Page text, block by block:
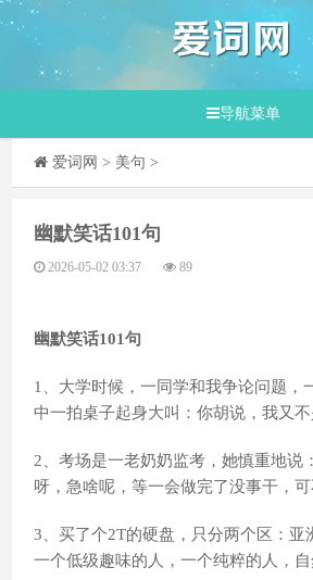
导航菜单
爱词网 > 美句 >
​幽默笑话101句
2026-05-02 03:37 89
幽默笑话101句
1、大学时候，一同学和我争论问题，
中一拍桌子起身大叫：你胡说，我又不
2、考场是一老奶奶监考，她慎重地说
呀，急啥呢，等一会做完了没事干，可
3、买了个2T的硬盘，只分两个区：亚
一个低级趣味的人，一个纯粹的人，自